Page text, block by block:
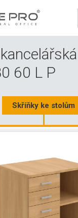
60 L P
Skříňky ke stolům